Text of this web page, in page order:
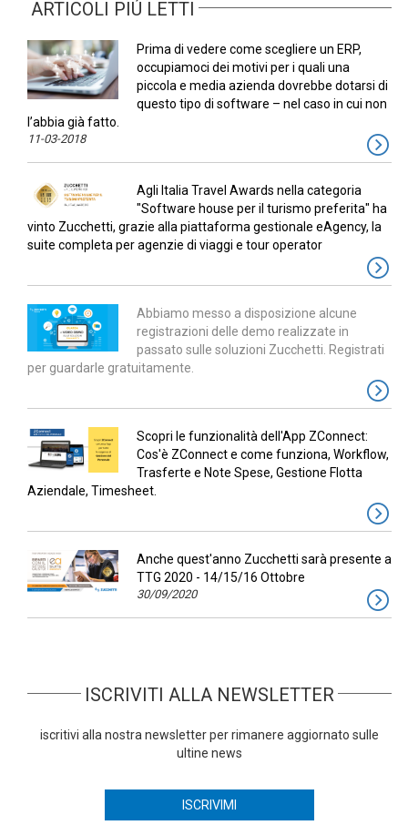
ARTICOLI PIÚ LETTI
Prima di vedere come scegliere un ERP,
occupiamoci dei motivi per i quali una
piccola e media azienda dovrebbe dotarsi di
questo tipo di software – nel caso in cui non
l’abbia già fatto.
11-03-2018
Agli Italia Travel Awards nella categoria
"Software house per il turismo preferita" ha
vinto Zucchetti, grazie alla piattaforma gestionale eAgency, la
suite completa per agenzie di viaggi e tour operator
Abbiamo messo a disposizione alcune
registrazioni delle demo realizzate in
passato sulle soluzioni Zucchetti. Registrati
per guardarle gratuitamente.
Scopri le funzionalità dell'App ZConnect:
Cos'è ZConnect e come funziona, Workflow,
Trasferte e Note Spese, Gestione Flotta
Aziendale, Timesheet.
Anche quest'anno Zucchetti sarà presente a
TTG 2020 - 14/15/16 Ottobre
30/09/2020
ISCRIVITI ALLA NEWSLETTER
iscritivi alla nostra newsletter per rimanere aggiornato sulle
ultine news